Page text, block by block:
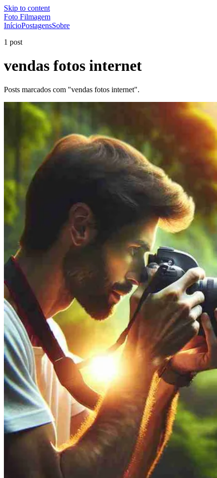
Skip to content
Foto Filmagem
InícioPostagensSobre
1 post
vendas fotos internet
Posts marcados com "vendas fotos internet".